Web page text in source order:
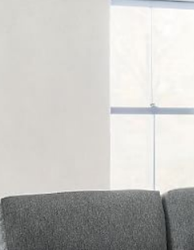
Destinasi
Buat
Ilham